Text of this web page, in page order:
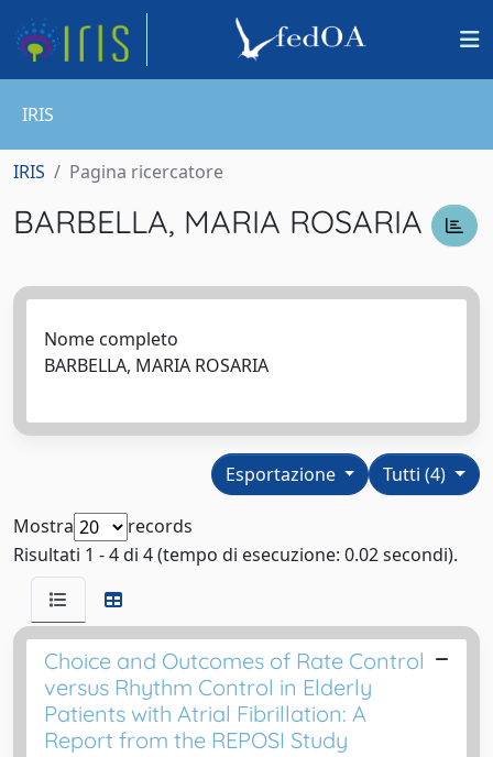
IRIS
IRIS Pagina ricercatore
BARBELLA, MARIA ROSARIA
Nome completo
BARBELLA, MARIA ROSARIA
Tutti (4)
Esportazione
Mostra
records
Risultati 1 - 4 di 4 (tempo di esecuzione: 0.02 secondi).
Choice and Outcomes of Rate Control
versus Rhythm Control in Elderly
Patients with Atrial Fibrillation: A
Report from the REPOSI Study